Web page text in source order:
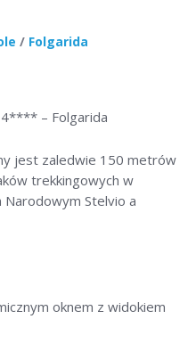
/ Folgarida
– Folgarida
jest zaledwie 150 metrów
trekkingowych w
Narodowym Stelvio a
oknem z widokiem